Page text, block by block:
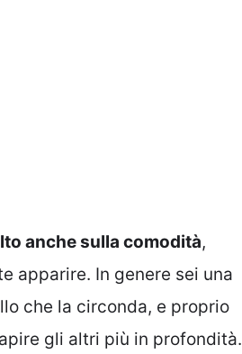
anche sulla comodità,
apparire. In genere sei una
che la circonda, e proprio
gli altri più in profondità.